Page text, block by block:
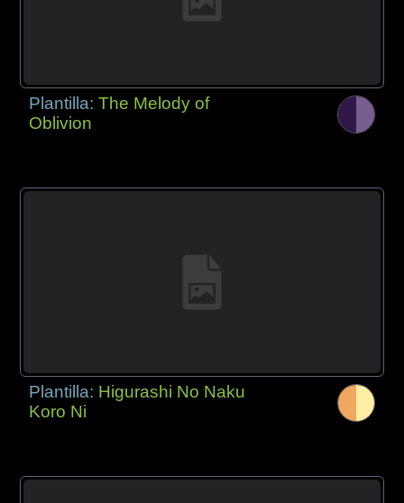
Plantilla:The Melody of
Oblivion
Plantilla: Higurashi No Naku
Koro Ni